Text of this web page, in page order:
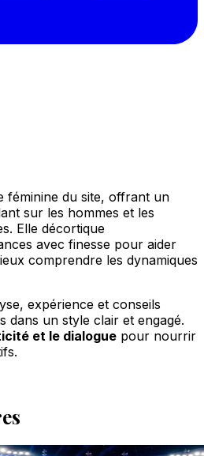
féminine du site, offrant un
sur les hommes et les
Elle décortique
avec finesse pour aider
comprendre les dynamiques
expérience et conseils
dans un style clair et engagé.
et le dialogue pour nourrir